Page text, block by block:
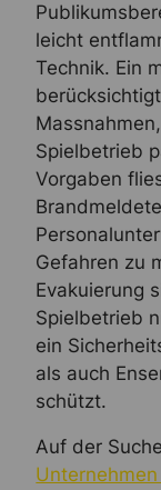
leicht
Technik. Ein
Spielbetrieb
Vorgaben
Gefahren zu
Evakuierung
Spielbetrieb
ein
als auch
schützt.
Auf der